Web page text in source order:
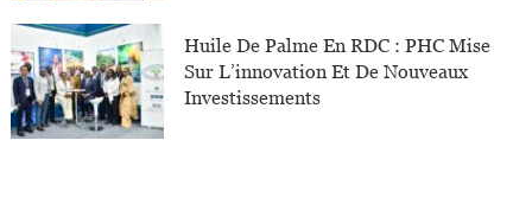
Huile De Palme En RDC : PHC Mise
Sur L’innovation Et De Nouveaux
Investissements